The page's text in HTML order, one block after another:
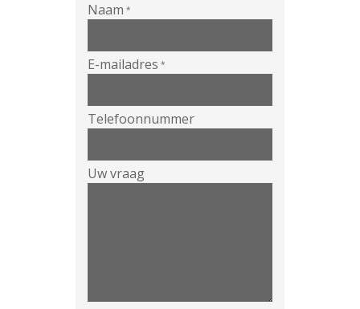
Naam *
E-mailadres *
Telefoonnummer
Uw vraag